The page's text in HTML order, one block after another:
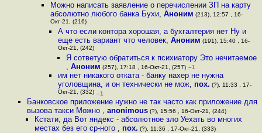
Можно написать заявление о перечислении ЗП на карту
абсолютно любого банка Бухи, Аноним (213), 12:57 , 16-
Окт-21, (216)
А что если контора хорошая, а бухгалтерия нет Ну и
еще есть вариант что человек,Аноним (191), 15:40 , 16-
Окт-21, (242)
Я сответую обратиться к психиатору Это нечитаемое
, Аноним (257), 17:18 , 16-Окт-21, (257) –1
им нет никакого отката - банку нахер не нужна
уголовщина, и он технически не мож, пох. (?), 11:33 , 17-
Окт-21, (332) –1
Банковское приложение нужно не так часто как приложение для
вызова такси Можно , anonimous(?), 15:56 , 16-Окт-21, (244)
Кстати, да Вот яндекс - абсолютное зло Уехать во многих
местах без его ср-ного , пох. (?), 11:36 , 17-Окт-21, (333)